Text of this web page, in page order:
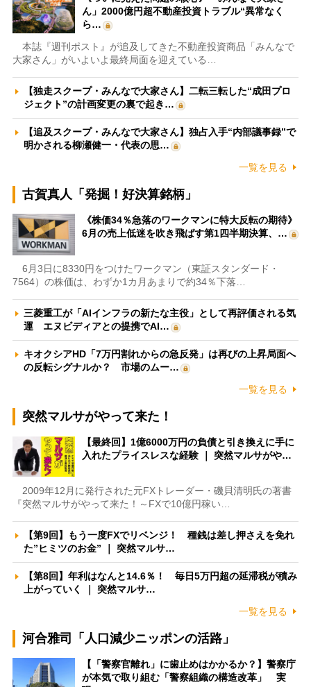
ん」2000億円超不動産投資トラブル“異常なく
ら…
本誌『週刊ポスト』が追及してきた不動産投資商品「みんなで
大家さん」がいよいよ最終局面を迎えている…
【独走スクープ・みんなで大家さん】二転三転した“成田プロ
ジェクト”の計画変更の裏で起き…
【追及スクープ・みんなで大家さん】独占入手“内部議事録”で
明かされる柳瀬健一・代表の思…
一覧を見る
古賀真人「発掘！好決算銘柄」
《株価34％急落のワークマンに特大反転の期待》
6月の売上低迷を吹き飛ばす第1四半期決算、…
6月3日に8330円をつけたワークマン（東証スタンダード・
7564）の株価は、わずか1カ月あまりで約34％下落…
三菱重工が「AIインフラの新たな主役」として再評価される気
運 エヌビディアとの提携でAI…
キオクシアHD「7万円割れからの急反発」は再びの上昇局面へ
の反転シグナルか？ 市場のムー…
一覧を見る
突然マルサがやって来た！
【最終回】1億6000万円の負債と引き換えに手に
入れたプライスレスな経験 ｜ 突然マルサがや…
2009年12月に発行された元FXトレーダー・磯貝清明氏の著書
『突然マルサがやって来た！～FXで10億円稼い…
【第9回】もう一度FXでリベンジ！ 種銭は差し押さえを免れ
た”ヒミツのお金” ｜ 突然マルサ…
【第8回】年利はなんと14.6％！ 毎日5万円超の延滞税が積み
上がっていく ｜ 突然マルサ…
一覧を見る
河合雅司「人口減少ニッポンの活路」
【「警察官離れ」に歯止めはかかるか？】警察庁
が本気で取り組む「警察組織の構造改革」 実